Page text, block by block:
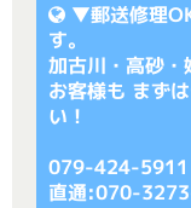
▼郵送修理
す。
加古川・高砂・
お客様も まず
い！
079-424-5911
直通:070-